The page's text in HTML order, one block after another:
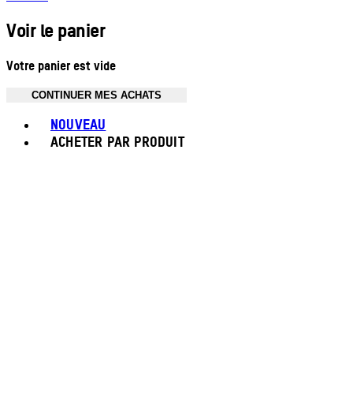
Voir le panier
Votre panier est vide
CONTINUER MES ACHATS
NOUVEAU
ACHETER PAR PRODUIT